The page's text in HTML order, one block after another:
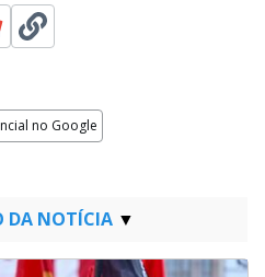
no Google
DA NOTÍCIA